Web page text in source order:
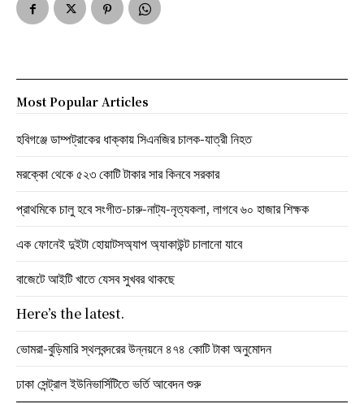
Most Popular Articles
হবিগঞ্জে ডাম্পট্রাকের ধাক্কায় সিএনজির চালক-যাত্রী নিহত
মরক্কো থেকে ৫২৩ কোটি টাকার সার কিনবে সরকার
প্রাথমিকে চালু হবে সংগীত-চারু-নাট্য-নৃত্যকলা, লাগবে ৬০ হাজার শিক্ষক
এক ফোনেই দুইটা হোয়াটসঅ্যাপ অ্যাকাউন্ট চালানো যাবে
বাজেটে আইটি খাতে যেসব সুখবর থাকছে
Here’s the latest.
ভোমরা-বুড়িমারি স্থলবন্দরের উন্নয়নে ৪৭৪ কোটি টাকা অনুমোদন
ঢাকা সেন্ট্রাল ইউনিভার্সিটিতে ভর্তি আবেদন শুরু